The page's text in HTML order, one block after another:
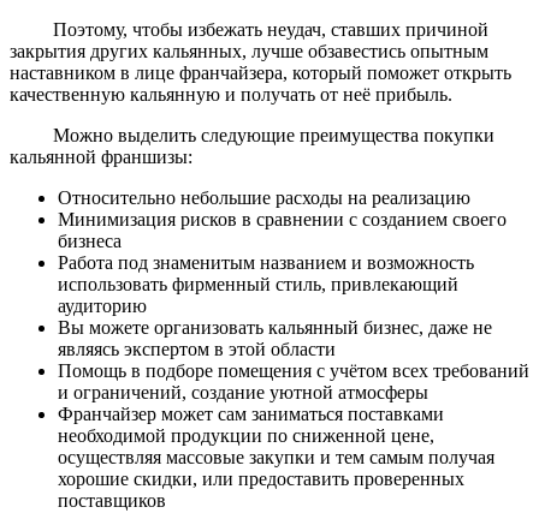
Поэтому, чтобы избежать неудач, ставших причиной
закрытия других кальянных, лучше обзавестись опытным
наставником в лице франчайзера, который поможет открыть
качественную кальянную и получать от неё прибыль.
Можно выделить следующие преимущества покупки
кальянной франшизы:
Относительно небольшие расходы на реализацию
Минимизация рисков в сравнении с созданием своего
бизнеса
Работа под знаменитым названием и возможность
использовать фирменный стиль, привлекающий
аудиторию
Вы можете организовать кальянный бизнес, даже не
являясь экспертом в этой области
Помощь в подборе помещения с учётом всех требований
и ограничений, создание уютной атмосферы
Франчайзер может сам заниматься поставками
необходимой продукции по сниженной цене,
осуществляя массовые закупки и тем самым получая
хорошие скидки, или предоставить проверенных
поставщиков